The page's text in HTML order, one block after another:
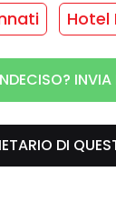
Hotel
INVIA
DI
mare/